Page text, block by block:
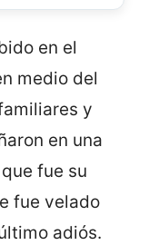
en el
medio del
y
en una
fue su
fue velado
adiós.